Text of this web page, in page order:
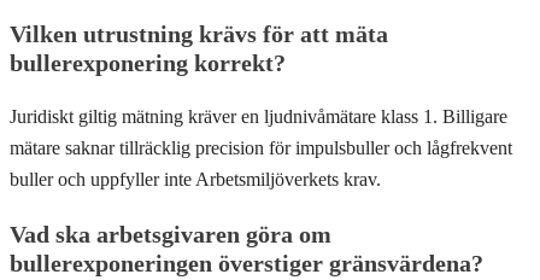
Vilken utrustning krävs för att mäta
bullerexponering korrekt?
Juridiskt giltig mätning kräver en ljudnivåmätare klass 1. Billigare
mätare saknar tillräcklig precision för impulsbuller och lågfrekvent
buller och uppfyller inte Arbetsmiljöverkets krav.
Vad ska arbetsgivaren göra om
bullerexponeringen överstiger gränsvärdena?